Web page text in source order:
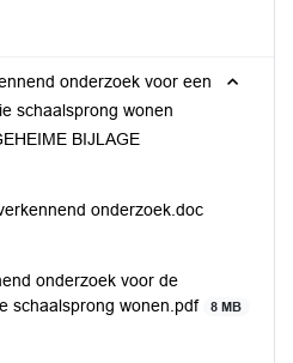
onderzoek voor een
schaalsprong wonen
BIJLAGE
onderzoek.doc
onderzoek voor de
schaalsprong wonen.pdf
8 MB